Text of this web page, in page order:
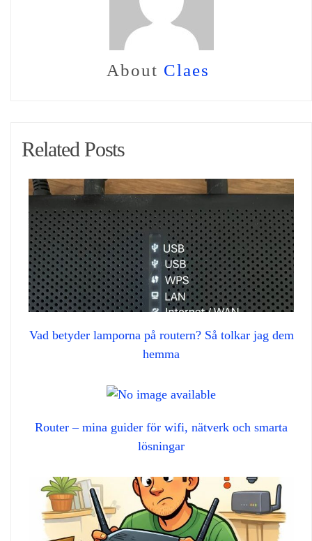
About Claes
Related Posts
Vad betyder lamporna på routern? Så tolkar jag dem
hemma
Router – mina guider för wifi, nätverk och smarta
lösningar